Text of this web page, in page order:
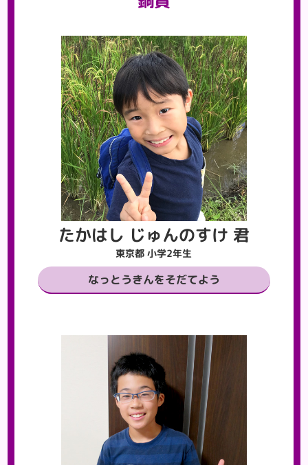
たかはし じゅんのすけ 君
東京都 小学2年生
なっとうきんをそだてよう